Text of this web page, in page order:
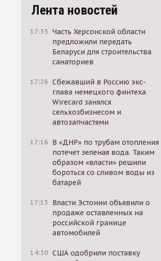
Лента новостей
17:35 Часть Херсонской области
предложили передать
Беларуси для строительства
санаториев
17:26 Сбежавший в Россию экс-
глава немецкого финтеха
Wirecard занялся
сельхозбизнесом и
автозапчастями
17:16 В «ДНР» по трубам отопления
потечет зеленая вода. Таким
образом «власти» решили
бороться со сливом воды из
батарей
17:13
Власти Эстонии объявили о
продаже оставленных на
российской границе
автомобилей
14:30 США одобрили поставку